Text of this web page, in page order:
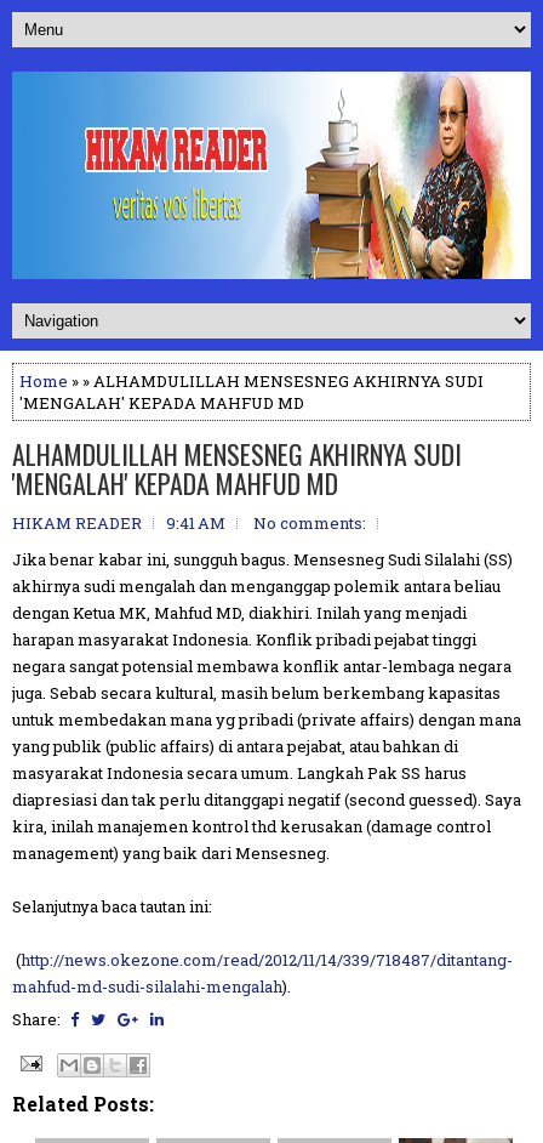
Home » » ALHAMDULILLAH MENSESNEG AKHIRNYA SUDI
'MENGALAH' KEPADA MAHFUD MD
ALHAMDULILLAH MENSESNEG AKHIRNYA SUDI
'MENGALAH' KEPADA MAHFUD MD
HIKAM READER 9:41 AM
No comments:
Jika benar kabar ini, sungguh bagus. Mensesneg Sudi Silalahi (SS)
akhirnya sudi mengalah dan menganggap polemik antara beliau
dengan Ketua MK, Mahfud MD, diakhiri. Inilah yang menjadi
harapan masyarakat Indonesia. Konflik pribadi pejabat tinggi
negara sangat potensial membawa konflik antar-lembaga negara
juga. Sebab secara kultural, masih belum berkembang kapasitas
untuk membedakan mana yg pribadi (private affairs) dengan mana
yang publik (public affairs) di antara pejabat, atau bahkan di
masyarakat Indonesia secara umum. Langkah Pak SS harus
diapresiasi dan tak perlu ditanggapi negatif (second guessed). Saya
kira, inilah manajemen kontrol thd kerusakan (damage control
management) yang baik dari Mensesneg.
Selanjutnya baca tautan ini:
(http://news.okezone.com/read/2012/11/14/339/718487/ditantang-
mahfud-md-sudi-silalahi-mengalah).
Share:
Related Posts: